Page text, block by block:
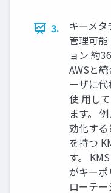
3.
キーメタ
管理可
ョン 約
AWSと
ーザに代
使 ⽤し
ます。
効化す
を持つ
す。
がキー
ローテ